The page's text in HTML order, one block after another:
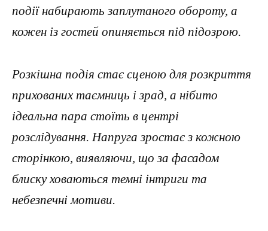
події набирають заплутаного обороту, а
кожен із гостей опиняється під підозрою.
Розкішна подія стає сценою для розкриття
прихованих таємниць і зрад, а нібито
ідеальна пара стоїть в центрі
розслідування. Напруга зростає з кожною
сторінкою, виявляючи, що за фасадом
блиску ховаються темні інтриги та
небезпечні мотиви.